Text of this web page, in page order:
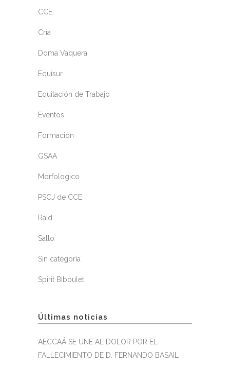
CCE
Cría
Doma Vaquera
Equisur
Equitación de Trabajo
Eventos
Formación
GSAA
Morfologico
PSCJ de CCE
Raid
Salto
Sin categoría
Spirit Biboulet
Últimas noticias
AECCAÁ SE UNE AL DOLOR POR EL
FALLECIMIENTO DE D. FERNANDO BASAIL